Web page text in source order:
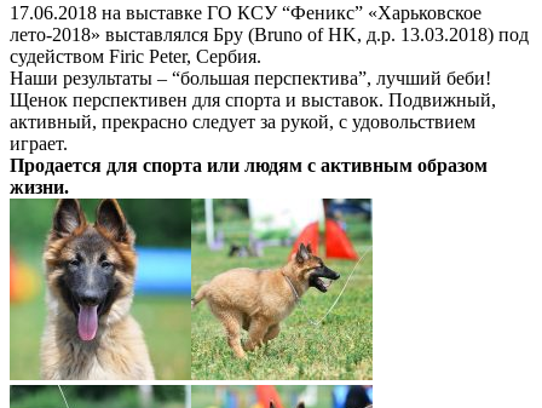
17.06.2018 на выставке ГО КСУ “Феникс” «Харьковское
лето-2018» выставлялся Бру (Bruno of HK, д.р. 13.03.2018) под
судейством Firic Peter, Сербия.
Наши результаты – “большая перспектива”, лучший беби!
Щенок перспективен для спорта и выставок. Подвижный,
активный, прекрасно следует за рукой, с удовольствием
играет.
Продается для спорта или людям с активным образом
жизни.